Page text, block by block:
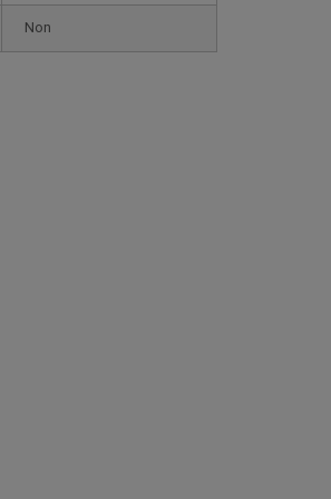
non